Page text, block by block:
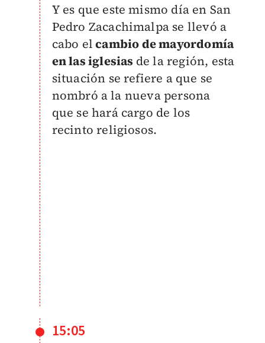
Y es que este mismo día en San
Pedro Zacachimalpa se llevó a
cabo elcambio de mayordomía
en las iglesias de la región, esta
situación se refiere a que se
nombró a la nueva persona
que se hará cargo de los
recinto religiosos.
15:05